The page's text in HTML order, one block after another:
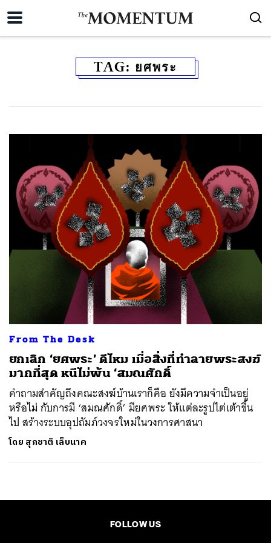
TAG: ยศพระ
From The Desk
ยกเลิก ‘ยศพระ’ ดีไหม เมื่อสิ่งที่ทำลายพระสงฆ์
มากที่สุด หนีไม่พ้น ‘สมณศักดิ์
คำถามสำคัญถึงคณะสงฆ์บ้านเราก็คือ ยังมีความจำเป็นอยู่
หรือไม่ กับการมี ‘สมณศักดิ์’ มียศพระ ให้แต่ละรูปไต่เต้าขึ้น
ไป สร้างระบบอุปถัมภ์วงจรใหม่ในวงการศาสนา
โดย สุภชาติ เล็บนาค
FOLLOW US
SHARE TWEET LINE EMAIL